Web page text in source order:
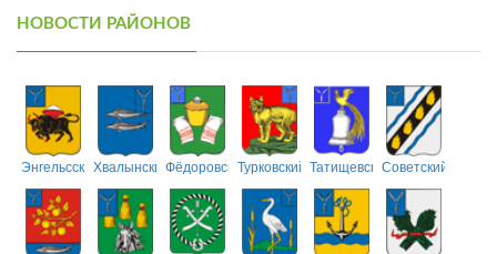
НОВОСТИ РАЙОНОВ
ЭнгельсскийХвалынскийФёдоровскийТурковский ТатищевскийСоветский